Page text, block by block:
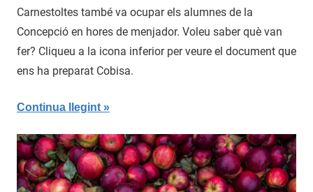
de
2017
Carnestoltes també va ocupar els alumnes de la
Concepció en hores de menjador. Voleu saber què van
fer? Cliqueu a la icona inferior per veure el document que
ens ha preparat Cobisa.
Continua llegint